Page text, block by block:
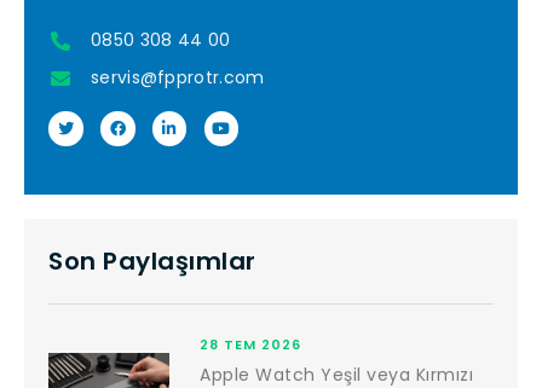
0850 308 44 00
servis@fpprotr.com
Son Paylaşımlar
28 TEM 2026
Apple Watch Yeşil veya Kırmızı